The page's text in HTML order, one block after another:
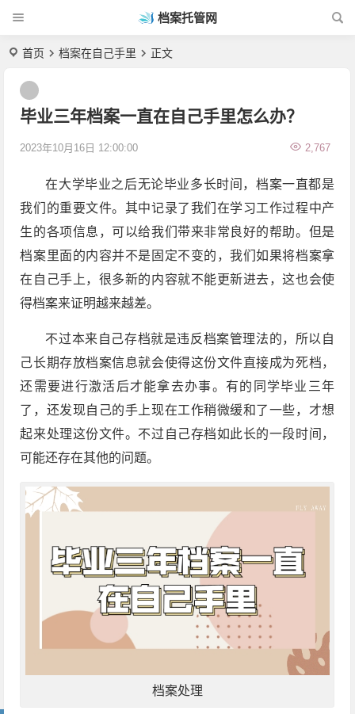
档案托管网
首页 档案在自己手里 正文
毕业三年档案一直在自己手里怎么办？
2023年10月16日 12:00:00 2,767
在大学毕业之后无论毕业多长时间，档案一直都是
我们的重要文件。其中记录了我们在学习工作过程中产
生的各项信息，可以给我们带来非常良好的帮助。但是
档案里面的内容并不是固定不变的，我们如果将档案拿
在自己手上，很多新的内容就不能更新进去，这也会使
得档案来证明越来越差。
不过本来自己存档就是违反档案管理法的，所以自
己长期存放档案信息就会使得这份文件直接成为死档，
还需要进行激活后才能拿去办事。有的同学毕业三年
了，还发现自己的手上现在工作稍微缓和了一些，才想
起来处理这份文件。不过自己存档如此长的一段时间，
可能还存在其他的问题。
档案处理